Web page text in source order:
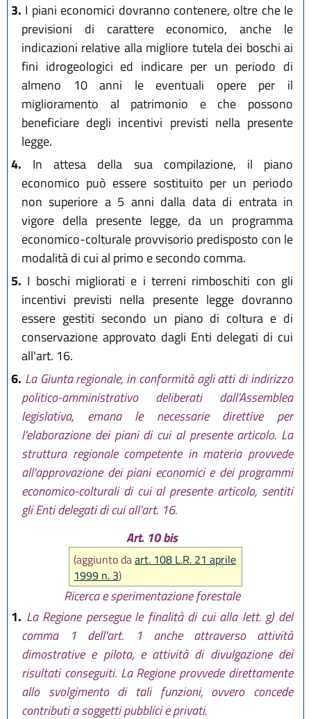
3. I piani economici dovranno contenere, oltre che le
previsioni di carattere economico, anche le
indicazioni relative alla migliore tutela dei boschi ai
fini idrogeologici ed indicare per un periodo di
almeno 10 anni le eventuali opere per il
miglioramento al patrimonio e che possono
beneficiare degli incentivi previsti nella presente
legge.
4. In attesa della sua compilazione, il piano
economico può essere sostituito per un periodo
non superiore a 5 anni dalla data di entrata in
vigore della presente legge, da un programma
economico-colturale provvisorio predisposto con le
modalità di cui al primo e secondo comma.
5. I boschi migliorati e i terreni rimboschiti con gli
incentivi previsti nella presente legge dovranno
essere gestiti secondo un piano di coltura e di
conservazione approvato dagli Enti delegati di cui
all'art. 16.
6. La Giunta regionale, in conformità agli atti di indirizzo
politico-amministrativo deliberati dall’Assemblea
legislativa, emana le necessarie direttive per
l'elaborazione dei piani di cui al presente articolo. La
struttura regionale competente in materia provvede
all'approvazione dei piani economici e dei programmi
economico-colturali di cui al presente articolo, sentiti
gli Enti delegati di cui all'art. 16.
Art. 10 bis
(aggiunto daart. 108 L.R. 21 aprile
1999 n. 3)
Ricerca e sperimentazione forestale
1. La Regione persegue le finalità di cui alla lett. g) del
comma 1 dell'art. 1 anche attraverso attività
dimostrative e pilota, e attività di divulgazione dei
risultati conseguiti. La Regione provvede direttamente
allo svolgimento di tali funzioni, ovvero concede
contributi a soggetti pubblici e privati.